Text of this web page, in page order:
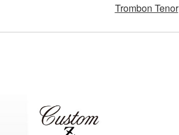
Trombon Tenor